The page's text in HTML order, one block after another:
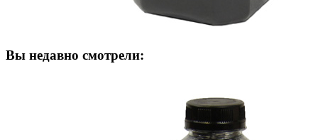
Вы недавно смотрели: